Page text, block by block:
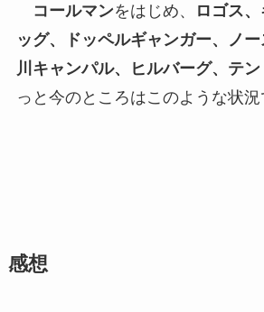
コールマンをはじめ、
ロゴス
ッグ、ドッペルギャンガー、ノ
川キャンパル、ヒルバーグ、テ
っと今のところはこのような状況
感想